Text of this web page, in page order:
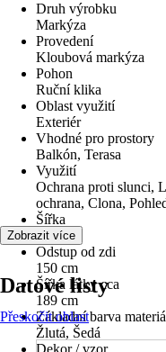
Druh výrobku
Markýza
Provedení
Kloubová markýza
Pohon
Ruční klika
Oblast využití
Exteriér
Vhodné pro prostory
Balkón, Terasa
Využití
Ochrana proti slunci,
ochrana, Clona,
Šířka
200 cm
Odstup od zdi
150 cm
Šířka látky cca
189 cm
Základní barva
Žlutá, Šedá
Dekor / vzor
Zobrazit více
Datové listy
Přeskočit oblast